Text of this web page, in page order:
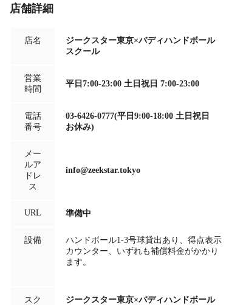
店舗詳細
店名
ジークスター東京×バディハンドボール
スクール
営業
時間
平日7:00-23:00 土日祝日 7:00-23:00
電話
番号
03-6426-0777(平日9:00-18:00 土日祝日
お休み)
メー
ルア
ドレ
ス
info@zeekstar.tokyo
URL 準備中
設備
ハンドボール1-3号球貸出あり、得点表示
カウンター、いずれも補償料金がかかり
ます。
スク
ジークスター東京×バディハンドボール